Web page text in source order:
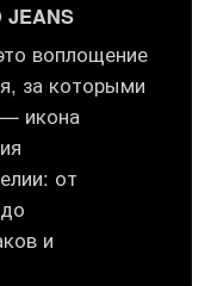
JEANS
воплощение
за которыми
икона
от
и